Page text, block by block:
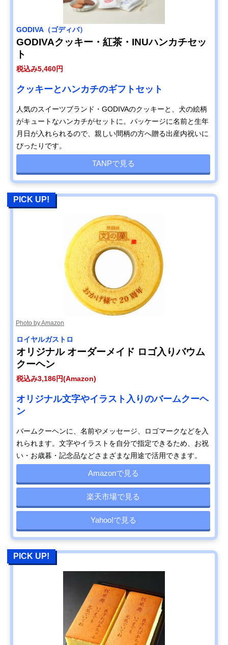
GODIVA（ゴディバ）
GODIVAクッキー・紅茶・INUハンカチセッ
ト
税込み5,460円
クッキーとハンカチのギフトセット
人気のスイーツブランド・GODIVAのクッキーと、犬の絵柄
がキュートなハンカチがセットに。パッケージに名前と生年
月日が入れられるので、親しい間柄の方へ贈る出産内祝いに
ぴったりです。
TANPで見る
PICK UP!
Photo by Amazon
ロイヤルガストロ
オリジナル オーダーメイド ロゴ入りバウム
クーヘン
税込み3,186円(Amazon)
オリジナル文字やイラスト入りのバームクーヘ
ン
バームクーヘンに、名前やメッセージ、ロゴマークなどを入
れられます。文字やイラストを自分で指定できるため、お祝
い・お歳暮・記念品などさまざまな用途で活用できます。
Amazonで見る
楽天市場で見る
Yahoo!で見る
PICK UP!